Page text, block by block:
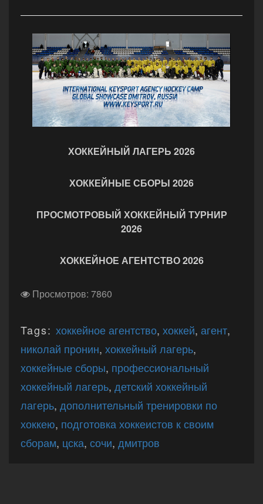
ХОККЕЙНЫЙ ЛАГЕРЬ 2026
ХОККЕЙНЫЕ СБОРЫ 2026
ПРОСМОТРОВЫЙ ХОККЕЙНЫЙ ТУРНИР
2026
ХОККЕЙНОЕ АГЕНТСТВО 2026
Просмотров: 7860
Tags: хоккейное агентство, хоккей, агент,
николай пронин, хоккейный лагерь,
хоккейные сборы, профессиональный
хоккейный лагерь, детский хоккейный
лагерь, дополнительный тренировки по
хоккею, подготовка хоккеистов к своим
сборам, цска, сочи, дмитров